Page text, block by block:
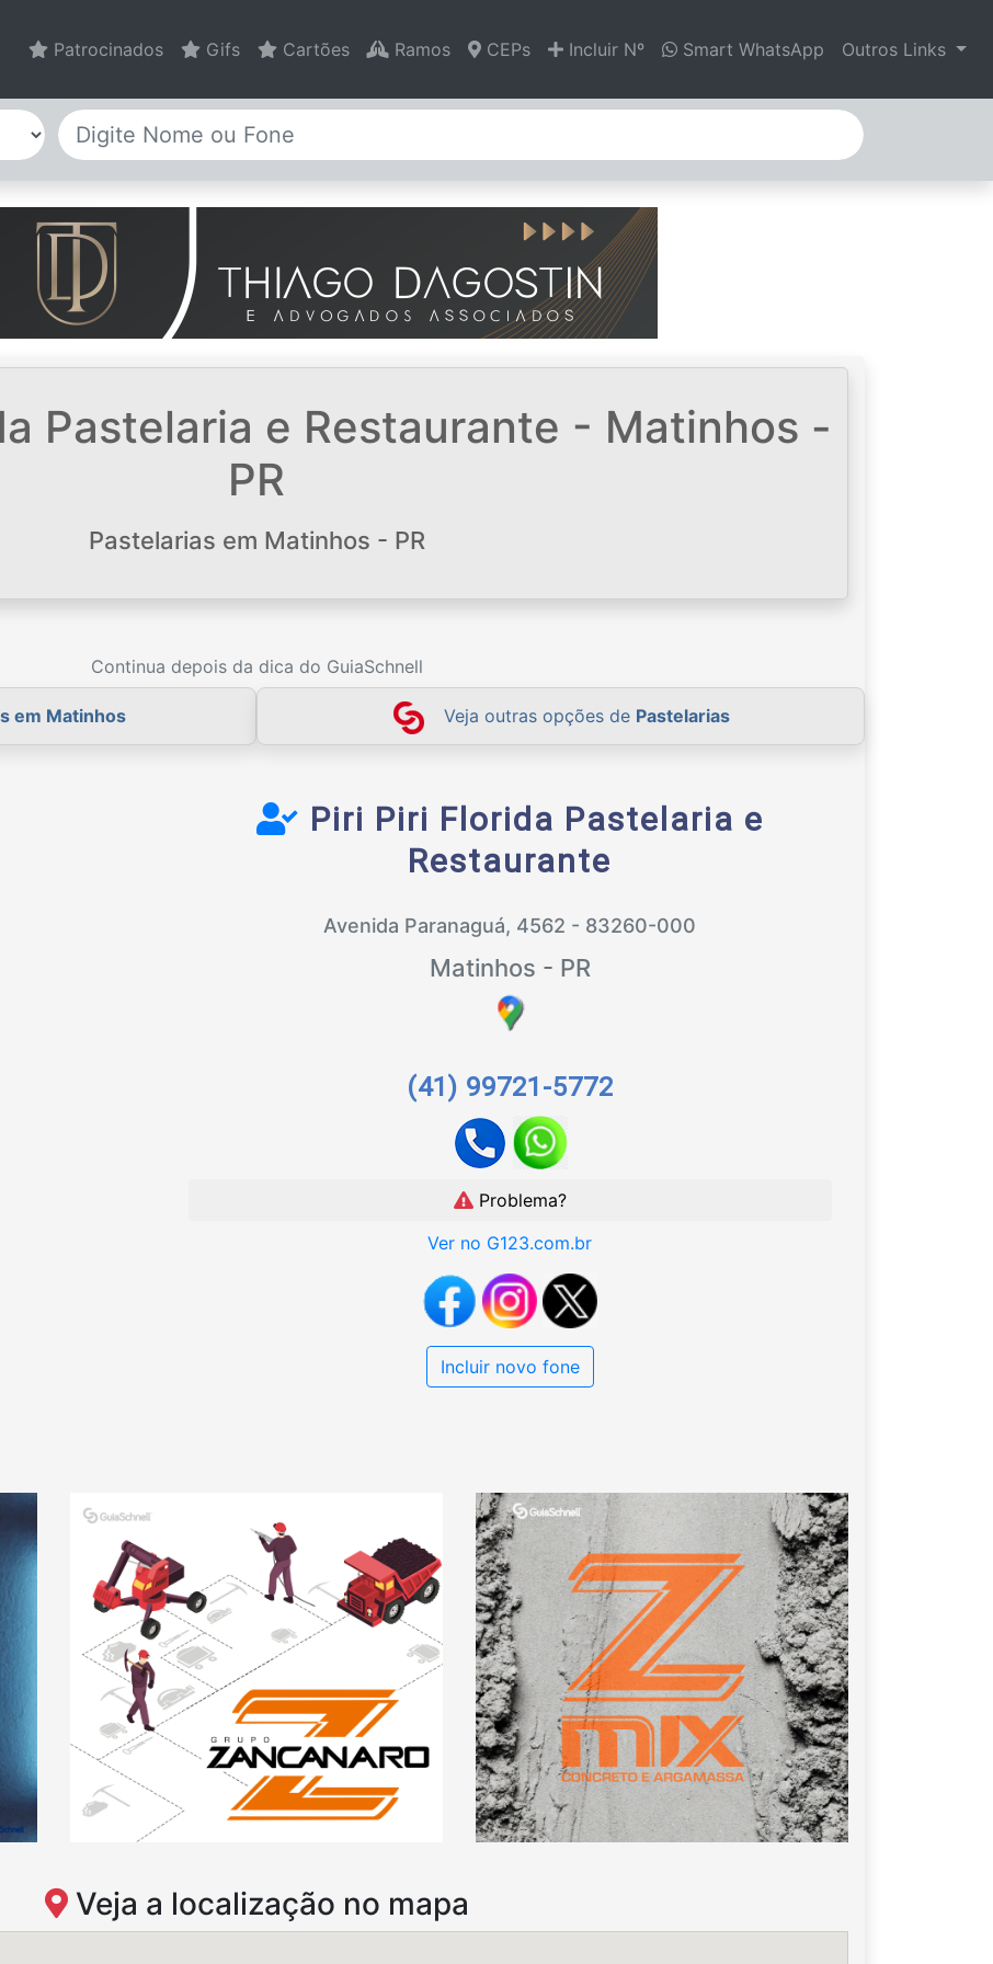
Patrocinados Gifs Cartões Ramos CEPs Incluir Nº Smart WhatsApp Outros Links
Pastelaria e Restaurante - Matinhos -
PR
Pastelarias em Matinhos - PR
Continua depois da dica do GuiaSchnell
em Matinhos Veja outras opções de Pastelarias
Piri Piri Florida Pastelaria e
Restaurante
Avenida Paranaguá, 4562 - 83260-000
Matinhos - PR
(41) 99721-5772
Problema?
Ver no G123.com.br
Incluir novo fone
Veja a localização no mapa